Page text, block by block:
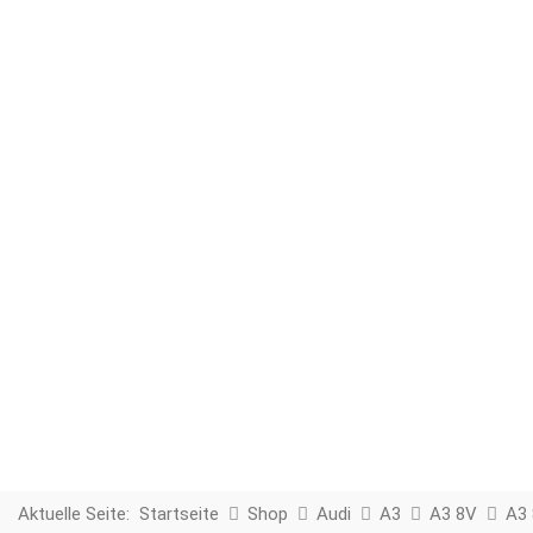
Aktuelle Seite: Startseite Shop Audi A3 A3 8V A3